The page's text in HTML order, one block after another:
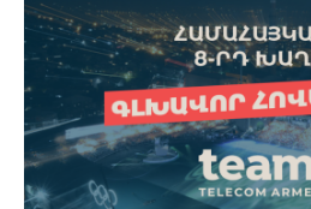
ամիսն անվճար: Սմարթֆոնը
նաև ապառիկ՝ ամսական
Ամսավճարին գումարվում է
Սակագնային փաթեթի
ծանոթացեք ստորև։
սակագնային փաթեթ teamtok Ամսական
2500